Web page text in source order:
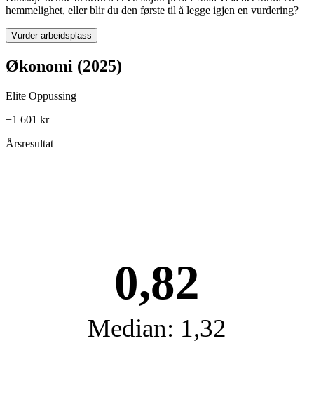
hemmelighet, eller blir du den første til å legge igjen en vurdering?
Vurder arbeidsplass
Økonomi (2025)
Elite Oppussing
−1 601 kr
Årsresultat
0,82
Median: 1,32